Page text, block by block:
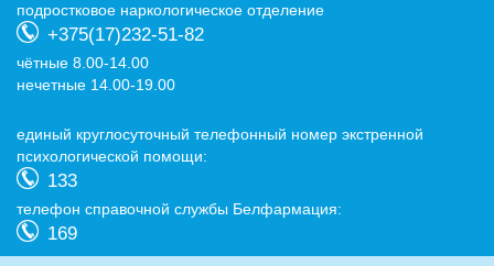
подростковое наркологическое отделение
+375(17)232-51-82
чётные 8.00-14.00
нечетные 14.00-19.00
eдиный круглосуточный телефонный номер экстренной
психологической помощи:
133
телефон справочной службы Белфармация:
169